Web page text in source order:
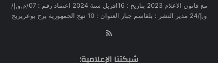
مع قانون الاعلام 2023 بتاريخ : 16افريل سنة 2024 اعتماد رقم : 07/م,و,إ/
و,إ/24 مدير النشر : بلقاسم جبار العنوان : 10 نهج الجمهورية برج بوعريريج
شبكتنا الإعلامية: